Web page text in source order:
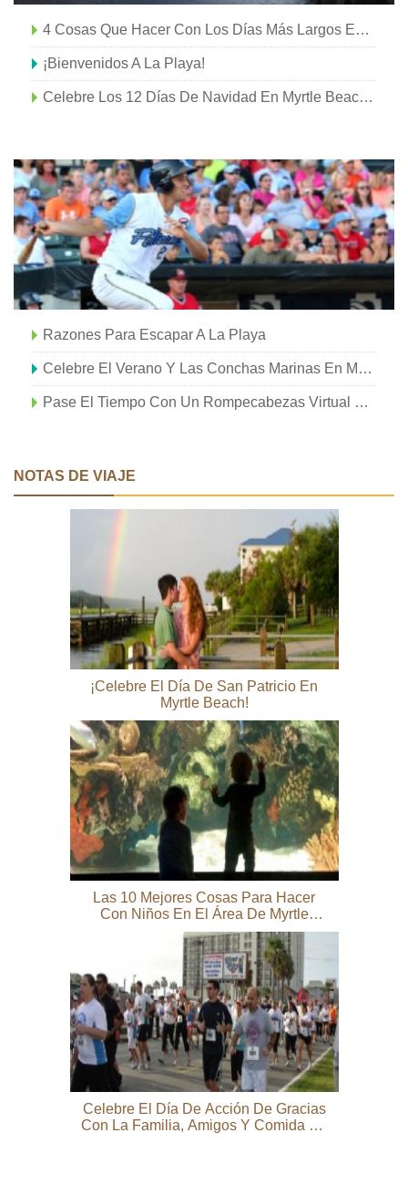
4 Cosas Que Hacer Con Los Días Más Largos En La Playa
¡Bienvenidos A La Playa!
Celebre Los 12 Días De Navidad En Myrtle Beach, Carolina Del Sur
Razones Para Escapar A La Playa
Celebre El Verano Y Las Conchas Marinas En Myrtle Beach, Carolina Del Sur
Pase El Tiempo Con Un Rompecabezas Virtual De Myrtle Beach
NOTAS DE VIAJE
¡Celebre El Día De San Patricio En
Myrtle Beach!
Las 10 Mejores Cosas Para Hacer
Con Niños En El Área De Myrtle
Beach (más Allá De La Playa)
Celebre El Día De Acción De Gracias
Con La Familia, Amigos Y Comida En